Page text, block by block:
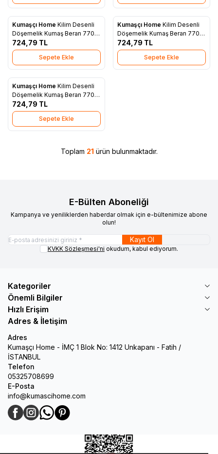
Yeni
Favorilere Ekle
Kumaşçı Home Kilim Desenli
Döşemelik Kumaş Beran 7700
C
724,79 TL
Sepete Ekle
Yeni
Favorilere Ekle
Kumaşçı Home Kilim Desenli
Döşemelik Kumaş Beran 7702
A
724,79 TL
Sepete Ekle
Yeni
Favorilere Ekle
Kumaşçı Home Kilim Desenli
Döşemelik Kumaş Beran 7702
C
724,79 TL
Sepete Ekle
Toplam 21 ürün bulunmaktadır.
E-Bülten Aboneliği
Kampanya ve yeniliklerden haberdar olmak için e-bültenimize abone
olun!
Kayıt Ol
KVKK Sözleşmesi'ni okudum, kabul ediyorum.
Kategoriler
Önemli Bilgiler
Hızlı Erişim
Adres & İletişim
Adres
Kumaşçı Home - İMÇ 1 Blok No: 1412 Unkapanı - Fatih /
İSTANBUL
Telefon
05325708699
E-Posta
info@kumascihome.com
Facebook
InstagramWhatsApp
Pinterest